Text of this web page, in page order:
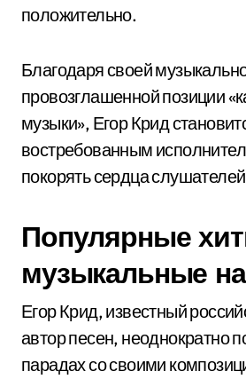
положительно.
Благодаря своей
провозглашенной позиции
музыки», Егор Крид
востребованным
покорять сердца
Популярные
музыкальные
Егор Крид, известный
автор песен, неоднократно
парадах со своими